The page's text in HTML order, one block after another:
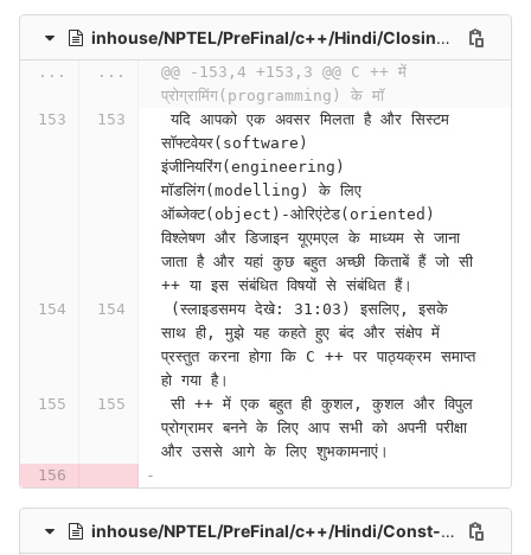
inhouse/NPTEL/PreFinal/c++/Hindi/Closing Comments (Lecture 56)-3mCi_spXEI8
... ...
@@ -153,4 +153,3 @@ C ++ में
प्रोग्रामिंग(programming) के मॉ
यदि आपको एक अवसर मिलता है और सिस्टम
सॉफ्टवेयर(software)
इंजीनियरिंग(engineering)
मॉडलिंग(modelling) के लिए
ऑब्जेक्ट(object)-ओरिएंटेड(oriented)
विश्लेषण और डिजाइन यूएमएल के माध्यम से जाना
जाता है और यहां कुछ बहुत अच्छी किताबें हैं जो सी
++ या इस संबंधित विषयों से संबंधित हैं।
साथ ही, मुझे यह कहते हुए बंद और संक्षेप में
प्रस्तुत करना होगा कि C ++ पर पाठ्यक्रम समाप्त
हो गया है।
सी ++ में एक बहुत ही कुशल, कुशल और विपुल
प्रोग्रामर बनने के लिए आप सभी को अपनी परीक्षा
और उससे आगे के लिए शुभकामनाएं।
inhouse/NPTEL/PreFinal/c++/Hindi/Const-ness (Contd.) (Lecture 30)-_8-su7gHFvo